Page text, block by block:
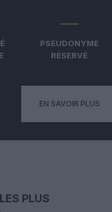
PSEUDONYME
RÉSERVÉ
EN SAVOIR PLUS
PLUS